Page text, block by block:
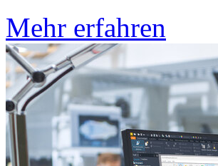
Mehr erfahren